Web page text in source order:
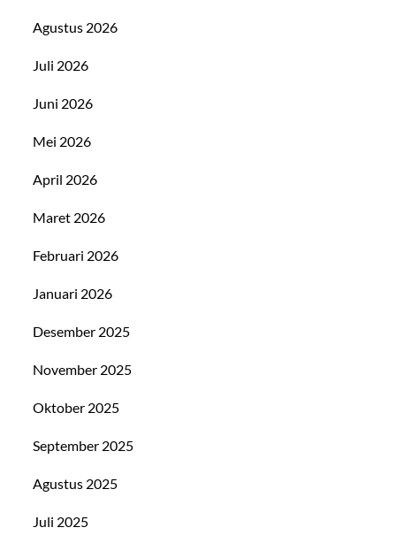
Agustus 2026
Juli 2026
Juni 2026
Mei 2026
April 2026
Maret 2026
Februari 2026
Januari 2026
Desember 2025
November 2025
Oktober 2025
September 2025
Agustus 2025
Juli 2025